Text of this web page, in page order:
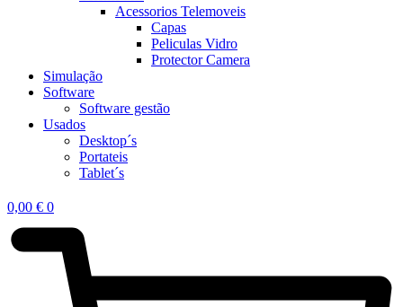
Acessorios Telemoveis
Capas
Peliculas Vidro
Protector Camera
Simulação
Software
Software gestão
Usados
Desktop´s
Portateis
Tablet´s
0,00 € 0